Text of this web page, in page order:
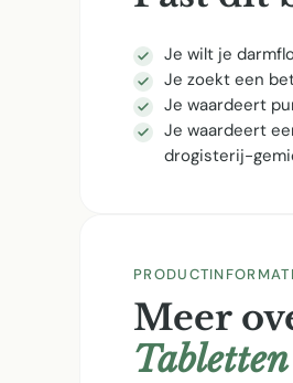
Je wilt je
Je zoekt een
Je waardeert
Je waardeert
drogisterij-
Meer
Tabletten